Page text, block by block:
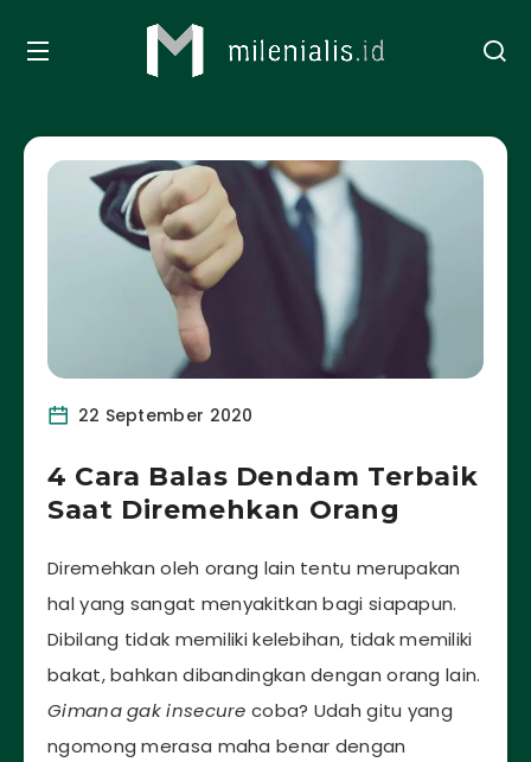
22 September 2020
4 Cara Balas Dendam Terbaik
Saat Diremehkan Orang
Diremehkan oleh orang lain tentu merupakan
hal yang sangat menyakitkan bagi siapapun.
Dibilang tidak memiliki kelebihan, tidak memiliki
bakat, bahkan dibandingkan dengan orang lain.
Gimana gak insecurecoba? Udah gitu yang
ngomong merasa maha benar dengan